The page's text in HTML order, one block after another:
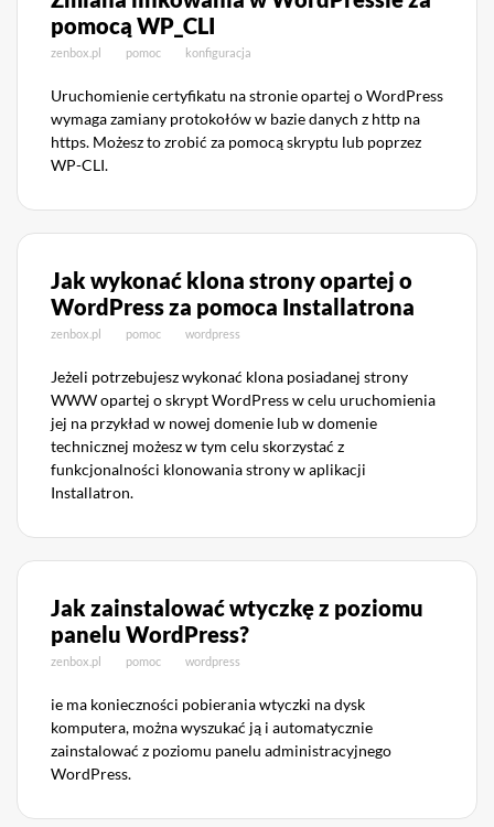
pomocą WP_CLI
zenbox.pl pomoc konfiguracja
Uruchomienie certyfikatu na stronie opartej o WordPress
wymaga zamiany protokołów w bazie danych z http na
https. Możesz to zrobić za pomocą skryptu lub poprzez
WP-CLI.
Jak wykonać klona strony opartej o
WordPress za pomoca Installatrona
zenbox.pl pomoc wordpress
Jeżeli potrzebujesz wykonać klona posiadanej strony
WWW opartej o skrypt WordPress w celu uruchomienia
jej na przykład w nowej domenie lub w domenie
technicznej możesz w tym celu skorzystać z
funkcjonalności klonowania strony w aplikacji
Installatron.
Jak zainstalować wtyczkę z poziomu
panelu WordPress?
zenbox.pl pomoc wordpress
ie ma konieczności pobierania wtyczki na dysk
komputera, można wyszukać ją i automatycznie
zainstalować z poziomu panelu administracyjnego
WordPress.